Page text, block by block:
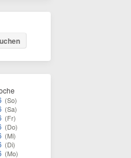
(So)
(Sa)
(Fr)
(Do)
(Mi)
(Di)
(Mo)